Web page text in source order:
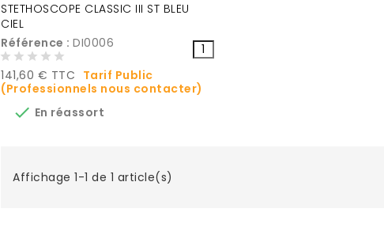
STETHOSCOPE CLASSIC III ST BLEU
CIEL
Référence : DI0006
Prix
141,60 € TTC Tarif Public
(Professionnels nous contacter)
 En réassort
Affichage 1-1 de 1 article(s)